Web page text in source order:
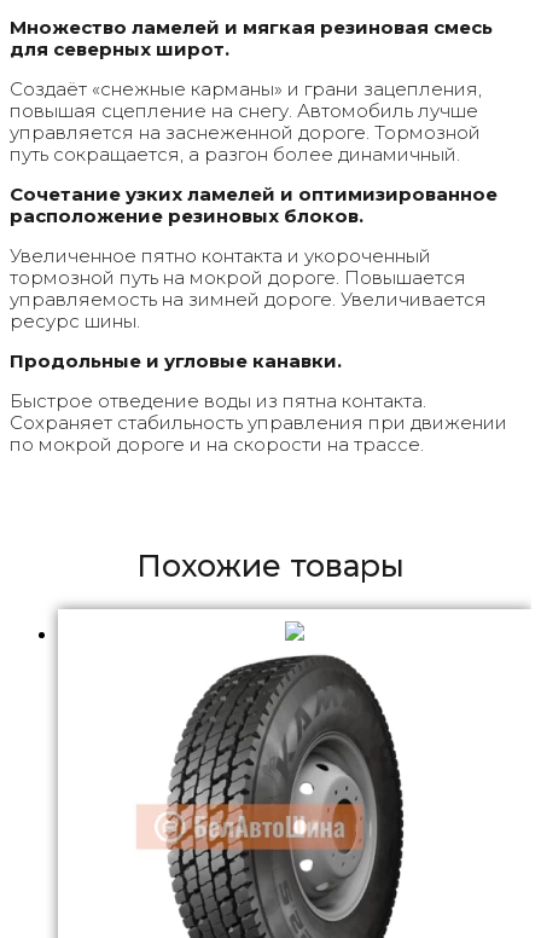
Множество ламелей и мягкая резиновая смесь
для северных широт.
Создаёт «снежные карманы» и грани зацепления,
повышая сцепление на снегу. Автомобиль лучше
управляется на заснеженной дороге. Тормозной
путь сокращается, а разгон более динамичный.
Сочетание узких ламелей и оптимизированное
расположение резиновых блоков.
Увеличенное пятно контакта и укороченный
тормозной путь на мокрой дороге. Повышается
управляемость на зимней дороге. Увеличивается
ресурс шины.
Продольные и угловые канавки.
Быстрое отведение воды из пятна контакта.
Сохраняет стабильность управления при движении
по мокрой дороге и на скорости на трассе.
Похожие товары